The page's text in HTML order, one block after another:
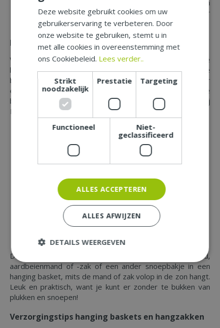
de muur of schutting heb je een goede haak, schroeven
en een boor nodig. Je vindt alle benodigdheden hiervoor
in ons tuincentrum in Beuningen bij Nijmegen.
Planten voor hangmanden en -zakken
Wil je een waterval van verschillende bloemen? Spannende
kleurcontrasten, bonte bladeren en verschillende
bloemgroottes zorgen voor de mooiste combinaties. Voor
een bloemrijke hanging basket zijn er tal van eenjarige
bloeiers te vinden in ons tuincentrum in Beuningen bij
Nijmegen:
Hangbegonia
Hanggeranium
Convolvulus (zilverwinde)
Brachycome
Denk ook eens aan een kruidentuintje, mini-tomatenmand,
aardbeienmand of -zak of een ander snoepbakje in een
hanging basket, mits de mand of zak volop in de zon hangt.
Leuk en praktisch, want je kunt er zonder te bukken van
plukken en snoepen!
Verzorgingstips hanging baskets en hangzakken
Deze website gebruikt cookies om uw
gebruikerservaring te verbeteren. Door
onze website te gebruiken, stemt u in
met alle cookies in overeenstemming met
ons Cookiebeleid. Lees verder..
Strikt
noodzakelijk
Prestatie Targeting
Functioneel
Niet-
geclassificeerd
ALLES ACCEPTEREN
ALLES AFWIJZEN
DETAILS WEERGEVEN